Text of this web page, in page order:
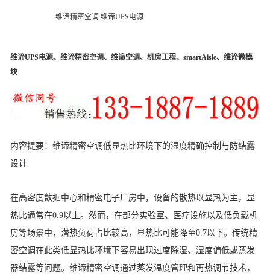
维谛精密空调 维谛UPS电源
维谛UPS电源、 维谛精密空调、 维谛空调、 机房工程、 smartAisle、 维谛微模
块
内容提要： 维谛精密空调低显热比环境下的湿度精确控制与防结露
设计
在高密度数据中心和精密电子厂房中，设备的散热以显热为主，显
热比通常在0.9以上。然而，在部分实验室、医疗设施以及低负载机
房等场景中，潜热负荷占比较高，显热比可能降至0.7以下。传统精
密空调在此类低显热比环境下容易出现过度除湿、湿度偏低或蒸发
器结露等问题。 维谛精密空调通过蒸发温度管理和再热调节技术，